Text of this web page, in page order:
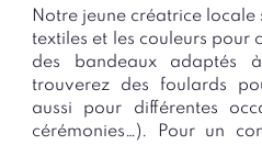
Notre jeune créatrice locale
textiles et les couleurs pour
des bandeaux adaptés
trouverez des foulards
aussi pour différentes
cérémonies…). Pour un